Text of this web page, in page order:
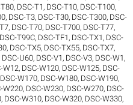
, DSC-T1 , DSC-T10, DSC-T100,
, DSC-T3, DSC-T30, DSC-T300, DSC-
, DSC-T70, DSC-T700, DSC-T77,
DSC-T99C, DSC-TF1 , DSC-TX1 , DSC-
, DSC-TX5, DSC-TX55, DSC-TX7,
DSC-U60, DSC-V1 , DSC-V3, DSC-W1 ,
W12, DSC-W120, DSC-W125, DSC-
DSC-W170, DSC-W180, DSC-W190,
W220, DSC-W230, DSC-W270, DSC-
, DSC-W310, DSC-W320, DSC-W330,